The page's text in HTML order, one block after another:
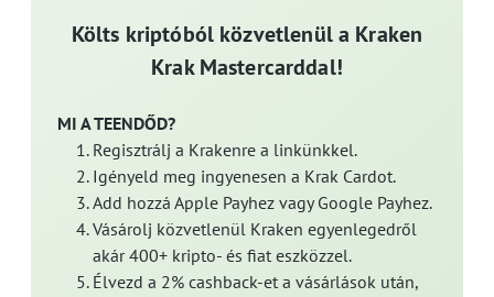
Költs kriptóból közvetlenül a Kraken
Krak Mastercarddal!
MI A TEENDŐD?
Regisztrálj a Krakenre a linkünkkel.
Igényeld meg ingyenesen a Krak Cardot.
Add hozzá Apple Payhez vagy Google Payhez.
Vásárolj közvetlenül Kraken egyenlegedről
akár 400+ kripto- és fiat eszközzel.
Élvezd a 2% cashback-et a vásárlások után,